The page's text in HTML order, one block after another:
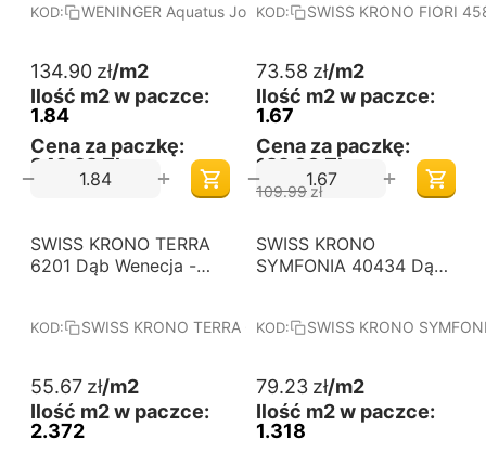
wodoodporne
(mm): 644x143x8.
Kolekcja: Aquatus
Jodełka.
KOD: WENINGER Aquatus Jodełka W706J DĄB VERDON
134.90 zł/m2
Ilość m2 w paczce:
1.84
Cena za paczkę:
248,22 Zł
+
−
(mm): 1380x242x10.
KOD: SWISS KRONO FIORI
73.58 zł/m2
Ilość m2 w paczce:
1.67
Cena za paczkę:
122,88 Zł
109.99zł
+
−
-32%
Darmowa dostawa
od 60 m2
SWISS KRONO TERRA
6201 Dąb Wenecja -
(mm): 1380x191x8.
KOD: SWISS KRONO TERRA 6201 Dąb Wenecja
55.67 zł/m2
Ilość m2 w paczce:
2.372
-31%
Darmowa dostawa
od 60 m2
SWISS KRONO
SYMFONIA 40434 Dąb
laminowane. Wymiary
Kolekcja: SYMFONIA.
KOD: SWISS KRONO
79.23 zł/m2
Ilość m2 w paczce:
1.318